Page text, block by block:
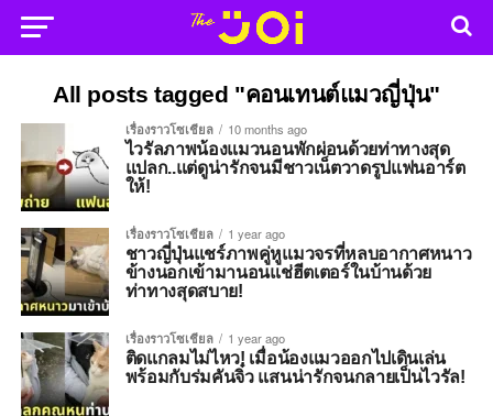
All posts tagged "คอนเทนต์แมวญี่ปุ่น"
เรื่องราวโซเชียล 10 months ago
ไวรัลภาพน้องแมวนอนพักผ่อนด้วยท่าทางสุด
แปลก..แต่ดูน่ารักจนมีชาวเน็ตวาดรูปแฟนอาร์ต
ให้!
เรื่องราวโซเชียล 1 year ago
ชาวญี่ปุ่นแชร์ภาพคู่หูแมวจรที่หลบอากาศหนาว
ข้างนอกเข้ามานอนแช่ฮีตเตอร์ในบ้านด้วย
ท่าทางสุดสบาย!
เรื่องราวโซเชียล 1 year ago
ติดแกลมไม่ไหว! เมื่อน้องแมวออกไปเดินเล่น
พร้อมกับร่มคันจิ๋ว แสนน่ารักจนกลายเป็นไวรัล!